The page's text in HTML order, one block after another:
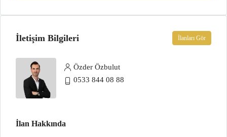
İletişim Bilgileri İlanları Gör
Özder Özbulut
0533 844 08 88
İlan Hakkında